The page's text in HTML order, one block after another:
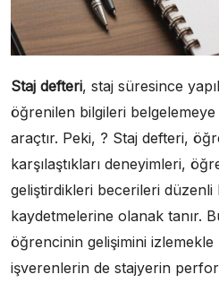
Staj defteri, staj süresince
öğrenilen bilgileri
araçtır. Peki, ? Staj defteri,
karşılaştıkları deneyimleri,
geliştirdikleri becerileri düzenli
kaydetmelerine olanak tanır.
öğrencinin gelişimini izlemekle
işverenlerin de stajyerin